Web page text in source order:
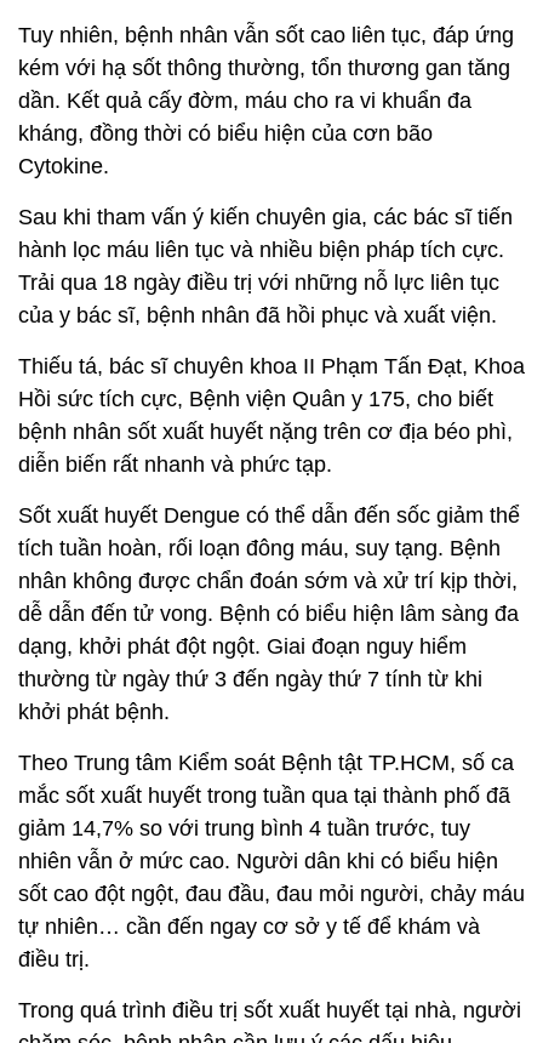
Tuy nhiên, bệnh nhân vẫn sốt cao liên tục, đáp ứng
kém với hạ sốt thông thường, tổn thương gan tăng
dần. Kết quả cấy đờm, máu cho ra vi khuẩn đa
kháng, đồng thời có biểu hiện của cơn bão
Cytokine.
Sau khi tham vấn ý kiến chuyên gia, các bác sĩ tiến
hành lọc máu liên tục và nhiều biện pháp tích cực.
Trải qua 18 ngày điều trị với những nỗ lực liên tục
của y bác sĩ, bệnh nhân đã hồi phục và xuất viện.
Thiếu tá, bác sĩ chuyên khoa II Phạm Tấn Đạt, Khoa
Hồi sức tích cực, Bệnh viện Quân y 175, cho biết
bệnh nhân sốt xuất huyết nặng trên cơ địa béo phì,
diễn biến rất nhanh và phức tạp.
Sốt xuất huyết Dengue có thể dẫn đến sốc giảm thể
tích tuần hoàn, rối loạn đông máu, suy tạng. Bệnh
nhân không được chẩn đoán sớm và xử trí kịp thời,
dễ dẫn đến tử vong. Bệnh có biểu hiện lâm sàng đa
dạng, khởi phát đột ngột. Giai đoạn nguy hiểm
thường từ ngày thứ 3 đến ngày thứ 7 tính từ khi
khởi phát bệnh.
Theo Trung tâm Kiểm soát Bệnh tật TP.HCM, số ca
mắc sốt xuất huyết trong tuần qua tại thành phố đã
giảm 14,7% so với trung bình 4 tuần trước, tuy
nhiên vẫn ở mức cao. Người dân khi có biểu hiện
sốt cao đột ngột, đau đầu, đau mỏi người, chảy máu
tự nhiên… cần đến ngay cơ sở y tế để khám và
điều trị.
Trong quá trình điều trị sốt xuất huyết tại nhà, người